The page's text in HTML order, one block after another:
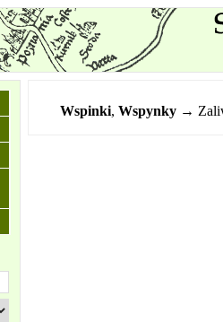
Wspinki,Wspynky →